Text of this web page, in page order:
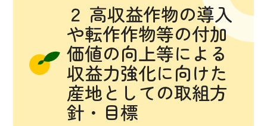
２ 高収益作物の導入
や転作作物等の付加
価値の向上等による
収益力強化に向けた
産地としての取組方
針・目標